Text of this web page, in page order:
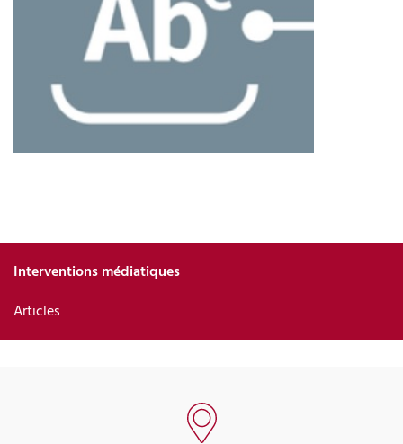
Interventions médiatiques
Articles